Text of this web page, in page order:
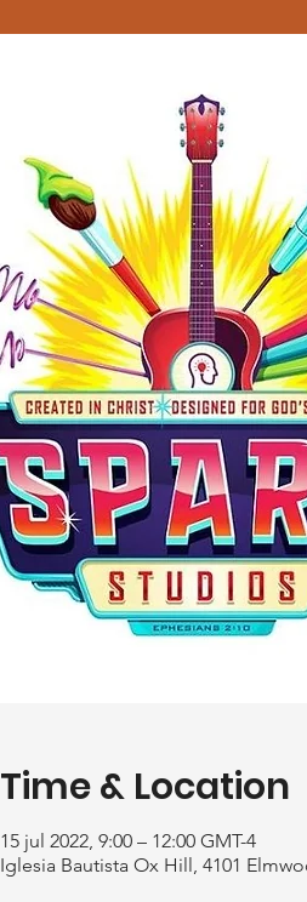
Time & Location
15 jul 2022, 9:00 – 12:00 GMT-4
Iglesia Bautista Ox Hill, 4101